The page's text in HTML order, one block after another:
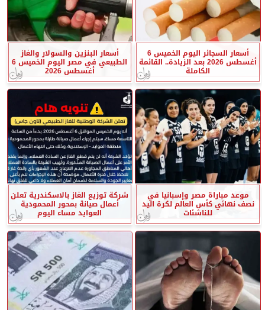
أسعار السجائر اليوم الخميس 6
أغسطس 2026 بعد الزيادة.. القائمة
الكاملة
أسعار البنزين والسولار والغاز
الطبيعي في مصر اليوم الخميس 6
أغسطس 2026
موعد مباراة مصر وإسبانيا في
نصف نهائي كأس العالم لكرة اليد
للناشئات
شركة توزيع الغاز بالاسكندرية تعلن
أعمال صيانة بمحور المحمودية
العوايد مساء اليوم